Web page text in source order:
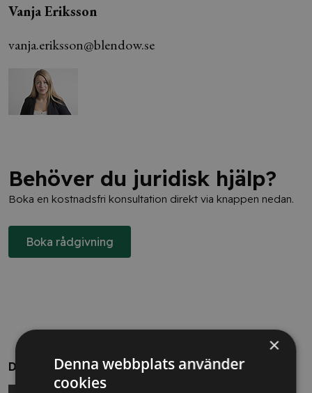
Vanja Eriksson
vanja.eriksson@blendow.se
Behöver du juridisk hjälp?
Boka en kostnadsfri konsultation direkt via knappen nedan.
Boka rådgivning
Dela
×
Denna webbplats använder
cookies